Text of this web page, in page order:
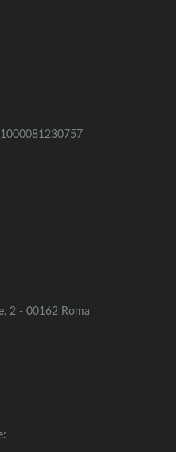
2 - 00162 Roma